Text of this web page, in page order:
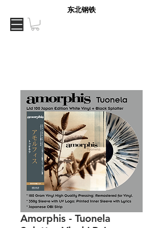
东北钢铁
Amorphis - Tuonela